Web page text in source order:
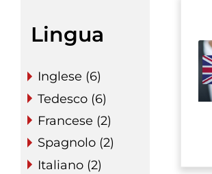
Lingua
Inglese (6)
Tedesco (6)
Francese (2)
Spagnolo (2)
Italiano (2)